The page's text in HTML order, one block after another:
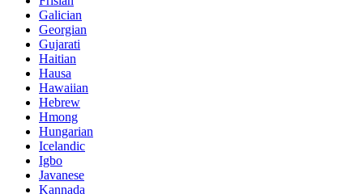
Galician
Georgian
Gujarati
Haitian
Hausa
Hawaiian
Hebrew
Hmong
Hungarian
Icelandic
Igbo
Javanese
Kannada